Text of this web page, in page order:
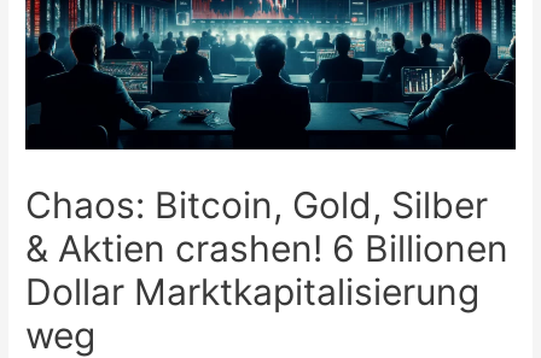
Chaos: Bitcoin, Gold, Silber
& Aktien crashen! 6 Billionen
Dollar Marktkapitalisierung
weg